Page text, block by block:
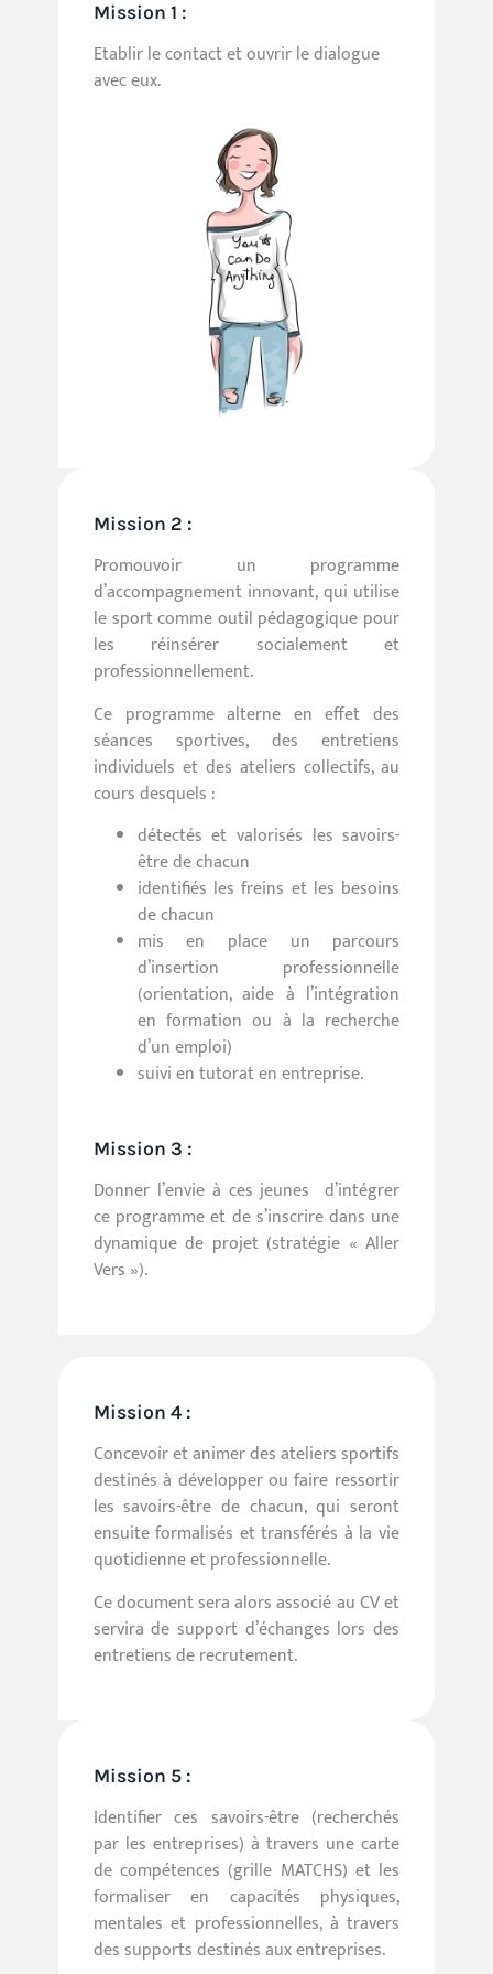
Mission 1 :
Etablir le contact et ouvrir le dialogue
avec eux.
Mission 2 :
Promouvoir un programme
d’accompagnement innovant, qui utilise
le sport comme outil pédagogique pour
les réinsérer socialement et
professionnellement.
Ce programme alterne en effet des
séances sportives, des entretiens
individuels et des ateliers collectifs, au
cours desquels :
détectés et valorisés les savoirs-
être de chacun
identifiés les freins et les besoins
de chacun
mis en place un parcours
d’insertion professionnelle
(orientation, aide à l’intégration
en formation ou à la recherche
d’un emploi)
suivi en tutorat en entreprise.
Mission 3 :
Donner l’envie à ces jeunes d’intégrer
ce programme et de s’inscrire dans une
dynamique de projet (stratégie « Aller
Vers »).
Mission 4 :
Concevoir et animer des ateliers sportifs
destinés à développer ou faire ressortir
les savoirs-être de chacun, qui seront
ensuite formalisés et transférés à la vie
quotidienne et professionnelle.
Ce document sera alors associé au CV et
servira de support d’échanges lors des
entretiens de recrutement.
Mission 5 :
Identifier ces savoirs-être (recherchés
par les entreprises) à travers une carte
de compétences (grille MATCHS) et les
formaliser en capacités physiques,
mentales et professionnelles, à travers
des supports destinés aux entreprises.